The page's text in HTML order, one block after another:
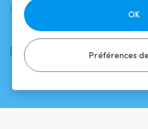
Préférences
OK
SUIVEZ-NOUS
Facebook
Instagram